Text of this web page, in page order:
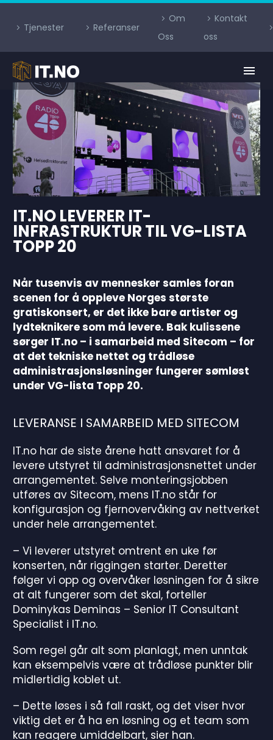
Tjenester Referanser
Om
Oss
Kontakt
oss
IT.NO LEVERER IT-
INFRASTRUKTUR TIL VG-LISTA
TOPP 20
Når tusenvis av mennesker samles foran
scenen for å oppleve Norges største
gratiskonsert, er det ikke bare artister og
lydteknikere som må levere. Bak kulissene
sørger IT.no – i samarbeid med Sitecom – for
at det tekniske nettet og trådløse
administrasjonsløsninger fungerer sømløst
under VG-lista Topp 20.
LEVERANSE I SAMARBEID MED SITECOM
IT.no har de siste årene hatt ansvaret for å
levere utstyret til administrasjonsnettet under
arrangementet. Selve monteringsjobben
utføres av Sitecom, mens IT.no står for
konfigurasjon og fjernovervåking av nettverket
under hele arrangementet.
– Vi leverer utstyret omtrent en uke før
konserten, når riggingen starter. Deretter
følger vi opp og overvåker løsningen for å sikre
at alt fungerer som det skal, forteller
Dominykas Deminas – Senior IT Consultant
Specialist i IT.no.
Som regel går alt som planlagt, men unntak
kan eksempelvis være at trådløse punkter blir
midlertidig koblet ut.
– Dette løses i så fall raskt, og det viser hvor
viktig det er å ha en løsning og et team som
kan reagere umiddelbart, sier han.